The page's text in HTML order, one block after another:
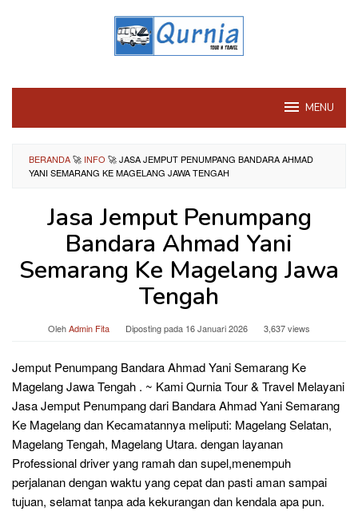
MENU
BERANDA🚀 INFO 🚀JASA JEMPUT PENUMPANG BANDARA AHMAD
YANI SEMARANG KE MAGELANG JAWA TENGAH
Jasa Jemput Penumpang
Bandara Ahmad Yani
Semarang Ke Magelang Jawa
Tengah
OlehAdmin Fita Diposting pada 16 Januari 2026 3,637 views
Jemput Penumpang Bandara Ahmad Yani Semarang Ke
Magelang Jawa Tengah . ~ Kami Qurnia Tour & Travel Melayani
Jasa Jemput Penumpang dari Bandara Ahmad Yani Semarang
Ke Magelang dan Kecamatannya meliputi: Magelang Selatan,
Magelang Tengah, Magelang Utara. dengan layanan
Professional driver yang ramah dan supel,menempuh
perjalanan dengan waktu yang cepat dan pasti aman sampai
tujuan, selamat tanpa ada kekurangan dan kendala apa pun.